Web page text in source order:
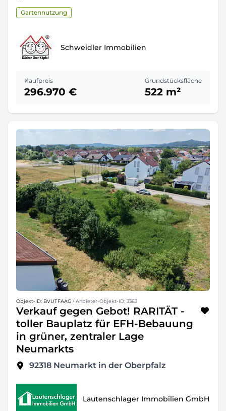
Gartennutzung
Schweidler Immobilien
Kaufpreis
296.970 €
Grundstücksfläche
522 m²
Objekt-ID: BVUTFAAG / Anbieter-Objekt-ID: 3363
Verkauf gegen Gebot! RARITÄT -
toller Bauplatz für EFH-Bebauung
in grüner, zentraler Lage
Neumarkts
92318 Neumarkt in der Oberpfalz
Lautenschlager Immobilien GmbH